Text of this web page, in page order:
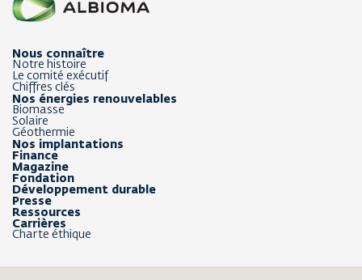
Nous connaître
Notre histoire
Le comité exécutif
Chiffres clés
Nos énergies renouvelables
Biomasse
Solaire
Géothermie
Nos implantations
Finance
Magazine
Fondation
Développement durable
Presse
Ressources
Carrières
Charte éthique